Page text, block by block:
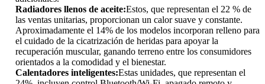
Radiadores llenos de aceite:Estos, que representan el 22 % de
las ventas unitarias, proporcionan un calor suave y constante.
Aproximadamente el 14% de los modelos incorporan relleno para
el cuidado de la cicatrización de heridas para apoyar la
recuperación muscular, ganando terreno entre los consumidores
orientados a la comodidad y el bienestar.
Calentadores inteligentes:Estas unidades, que representan el